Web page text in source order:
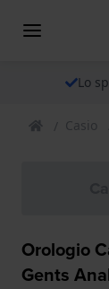
Lo
Casio
Orologio
Gents